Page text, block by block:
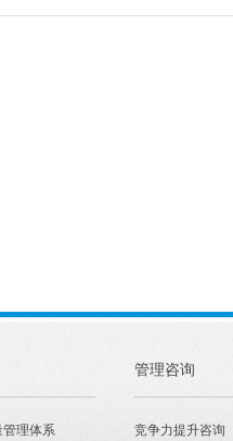
理体系
管理咨询
竞争力提升咨询